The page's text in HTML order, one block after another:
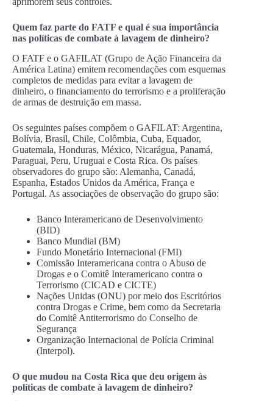
Quem faz parte do FATF e qual é sua importância
nas políticas de combate à lavagem de dinheiro?
O FATF e o GAFILAT (Grupo de Ação Financeira da
América Latina) emitem recomendações com esquemas
completos de medidas para evitar a lavagem de
dinheiro, o financiamento do terrorismo e a proliferação
de armas de destruição em massa.
Os seguintes países compõem o GAFILAT: Argentina,
Bolívia, Brasil, Chile, Colômbia, Cuba, Equador,
Guatemala, Honduras, México, Nicarágua, Panamá,
Paraguai, Peru, Uruguai e Costa Rica. Os países
observadores do grupo são: Alemanha, Canadá,
Espanha, Estados Unidos da América, França e
Portugal. As associações de observação do grupo são:
Banco Interamericano de Desenvolvimento
(BID)
Banco Mundial (BM)
Fundo Monetário Internacional (FMI)
Comissão Interamericana contra o Abuso de
Drogas e o Comitê Interamericano contra o
Terrorismo (CICAD e CICTE)
Nações Unidas (ONU) por meio dos Escritórios
contra Drogas e Crime, bem como da Secretaria
do Comitê Antiterrorismo do Conselho de
Segurança
Organização Internacional de Polícia Criminal
(Interpol).
O que mudou na Costa Rica que deu origem às
políticas de combate à lavagem de dinheiro?